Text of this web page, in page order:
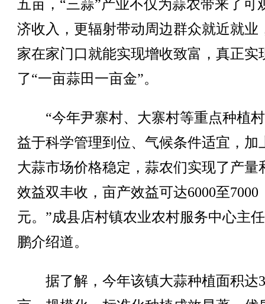
五亩，“三蒜”产业不仅为蒜农带来了可
济收入，更辐射带动周边群众就近就业
家在家门口就能实现增收致富，真正实
了“一亩蒜田一亩金”。
“今年尹寨村、大寨村等重点种植
益于科学管理到位、气候条件适宜，加
大蒜市场价格稳定，蒜农们实现了产量
效益双丰收，亩产效益可达6000至7000
元。”成县店村镇农业农村服务中心主
鹏介绍道。
据了解，今年该镇大蒜种植面积达